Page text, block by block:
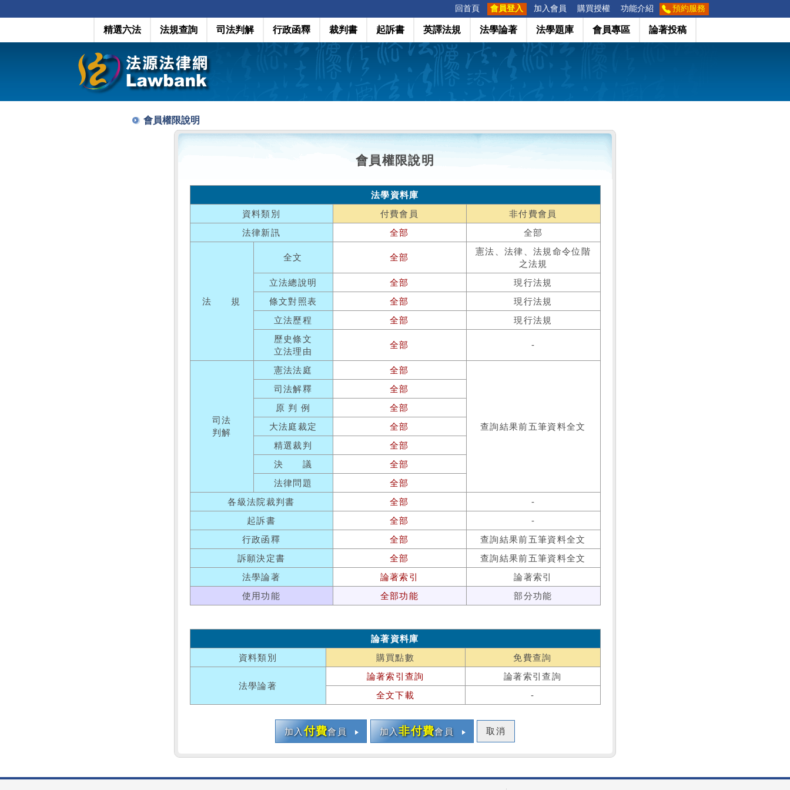
回首頁 會員登入 加入會員 購買授權 功能介紹 預約服務
精選六法 法規查詢 司法判解 行政函釋 裁判書 起訴書 英譯法規 法學論著 法學題庫 會員專區 論著投稿
會員權限說明
會員權限說明
法學資料庫
資料類別
付費會員
非付費會員
法律新訊
全部 全部
法 規
全文 全部
憲法、法律、法規命令位階
之法規
立法總說明
全部
現行法規
條文對照表
全部
現行法規
立法歷程
全部
現行法規
歷史條文
立法理由
全部 -
司法
判解
憲法法庭 全部
查詢結果前五筆資料全文
司法解釋
全部
原 判 例
全部
大法庭裁定
全部
精選裁判
全部
決 議
全部
法律問題
全部
各級法院裁判書
全部
-
起訴書
全部
-
行政函釋
全部
查詢結果前五筆資料全文
訴願決定書
全部
查詢結果前五筆資料全文
法學論著
論著索引
論著索引
使用功能
全部功能 部分功能
論著資料庫
資料類別
購買點數 免費查詢
法學論著
論著索引查詢
論著索引查詢
全文下載
-
加入付費會員 加入非付費會員 取消